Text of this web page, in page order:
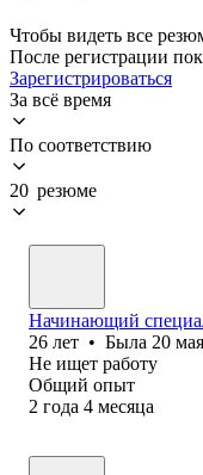
Чтобы видеть все
После регистрации
Зарегистрироваться
За всё время
По соответствию
20 резюме
Начинающий
26 лет • Была 20 мая
Не ищет работу
Общий опыт
2 года 4 месяца